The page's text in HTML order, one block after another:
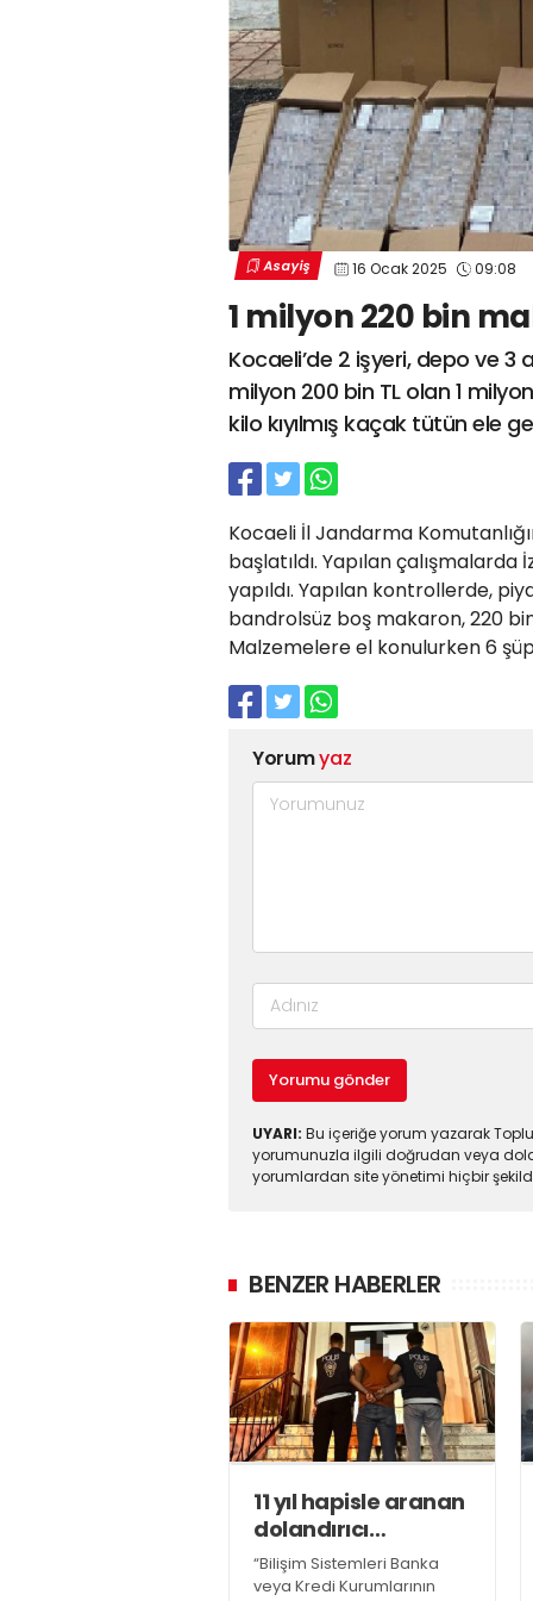
Asayiş 16 Ocak 2025 09:08
1 milyon 220 bin
Kocaeli’de 2 işyeri, depo ve
milyon 200 bin TL olan 1
kilo kıyılmış kaçak tütün ele
Kocaeli İl Jandarma
başlatıldı. Yapılan
yapıldı. Yapılan kontrollerde,
bandrolsüz boş makaron, 220
Malzemelere el konulurken 6
Yorumyaz
Yorumu gönder
UYARI: Bu içeriğe yorum yazarak
yorumunuzla ilgili doğrudan veya
yorumlardan site yönetimi hiçbir
BENZER HABERLER
11 yıl hapisle aranan
dolandırıcı
yakalandı
“Bilişim Sistemleri Banka
veya Kredi Kurumlarının